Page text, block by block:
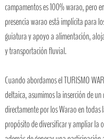
campamentos es 100% warao, pero
presencia warao está implícita para
guiatura y apoyo a alimentación,
y transportación fluvial.
Cuando abordamos el TURISMO
deltaica, asumimos la inserción de
directamente por los Warao en todas
propósito de diversificar y ampliar la